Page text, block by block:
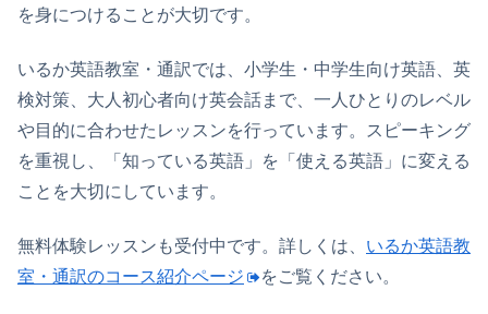
を身につけることが大切です。
いるか英語教室・通訳では、小学生・中学生向け英語、英
検対策、大人初心者向け英会話まで、一人ひとりのレベル
や目的に合わせたレッスンを行っています。スピーキング
を重視し、「知っている英語」を「使える英語」に変える
ことを大切にしています。
無料体験レッスンも受付中です。詳しくは、 いるか英語教
室・通訳のコース紹介ページ
をご覧ください。